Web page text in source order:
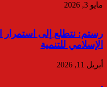
مايو 3, 2026
رستم: نتطلع إلى استمرار
الإسلامي للتنمية
أبريل 11, 2026